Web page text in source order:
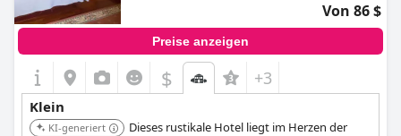
Von 86 $
Preise anzeigen
$ +3
Klein
KI-generiert
Dieses rustikale Hotel liegt im Herzen der